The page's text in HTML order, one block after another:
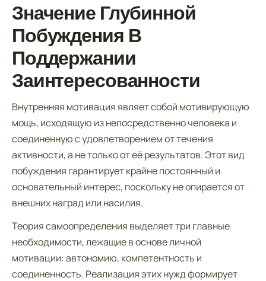
Значение Глубинной
Побуждения В
Поддержании
Заинтересованности
Внутренняя мотивация являет собой мотивирующую
мощь, исходящую из непосредственно человека и
соединенную с удовлетворением от течения
активности, а не только от её результатов. Этот вид
побуждения гарантирует крайне постоянный и
основательный интерес, поскольку не опирается от
внешних наград или насилия.
Теория самоопределения выделяет три главные
необходимости, лежащие в основе личной
мотивации: автономию, компетентность и
соединенность. Реализация этих нужд формирует